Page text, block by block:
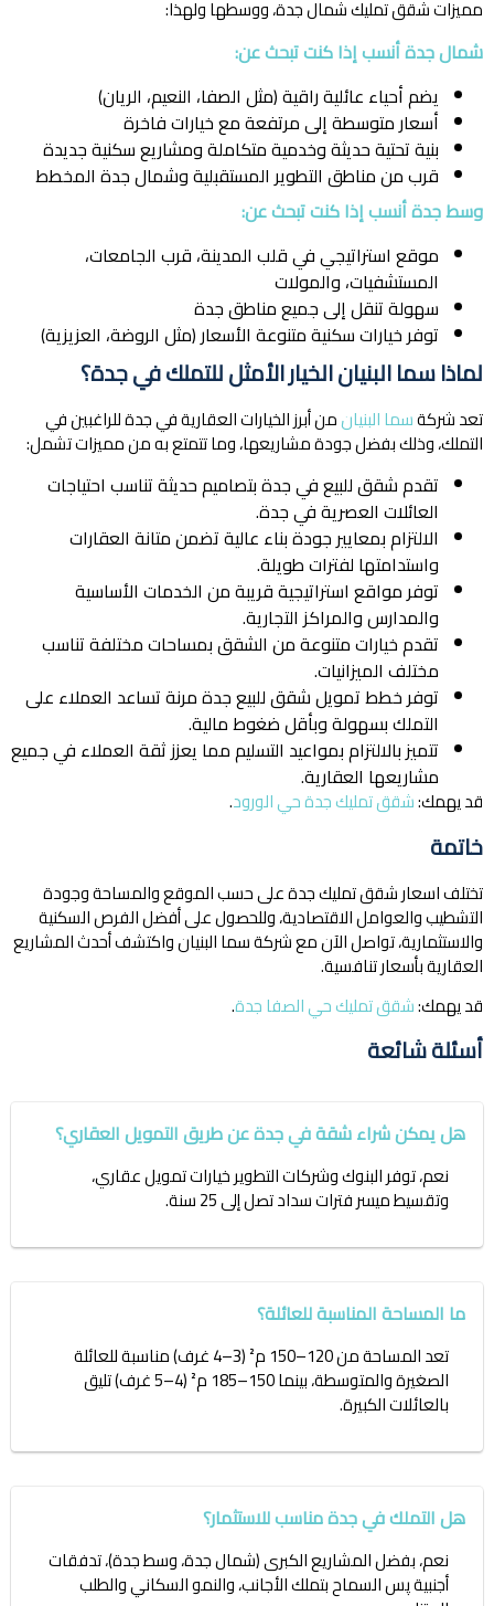
مميزات شقق تمليك شمال جدة، ووسطها ولهذا:
شمال جدة أنسب إذا كنت تبحث عن:
يضم أحياء عائلية راقية (مثل الصفا، النعيم، الريان)
أسعار متوسطة إلى مرتفعة مع خيارات فاخرة
بنية تحتية حديثة وخدمية متكاملة ومشاريع سكنية جديدة
قرب من مناطق التطوير المستقبلية وشمال جدة المخطط
وسط جدة أنسب إذا كنت تبحث عن:
موقع استراتيجي في قلب المدينة، قرب الجامعات،
المستشفيات، والمولات
سهولة تنقل إلى جميع مناطق جدة
توفر خيارات سكنية متنوعة الأسعار (مثل الروضة، العزيزية)
لماذا سما البنيان الخيار الأمثل للتملك في جدة؟
تعد شركةسما البنيانمن أبرز الخيارات العقارية في جدة للراغبين في
التملك، وذلك بفضل جودة مشاريعها، وما تتمتع به من مميزات تشمل:
تقدم شقق للبيع في جدة بتصاميم حديثة تناسب احتياجات
العائلات العصرية في جدة.
الالتزام بمعايير جودة بناء عالية تضمن متانة العقارات
واستدامتها لفترات طويلة.
توفر مواقع استراتيجية قريبة من الخدمات الأساسية
والمدارس والمراكز التجارية.
تقدم خيارات متنوعة من الشقق بمساحات مختلفة تناسب
مختلف الميزانيات.
توفر خطط تمويل شقق للبيع جدة مرنة تساعد العملاء على
التملك بسهولة وبأقل ضغوط مالية.
تتميز بالالتزام بمواعيد التسليم مما يعزز ثقة العملاء في جميع
مشاريعها العقارية.
قد يهمك:شقق تمليك جدة حي الورود.
خاتمة
تختلف اسعار شقق تمليك جدة على حسب الموقع والمساحة وجودة
التشطيب والعوامل الاقتصادية، وللحصول على أفضل الفرص السكنية
والاستثمارية، تواصل الآن مع شركة سما البنيان واكتشف أحدث المشاريع
العقارية بأسعار تنافسية.
قد يهمك:شقق تمليك حي الصفا جدة.
أسئلة شائعة
هل يمكن شراء شقة في جدة عن طريق التمويل العقاري؟
نعم، توفر البنوك وشركات التطوير خيارات تمويل عقاري،
وتقسيط ميسر فترات سداد تصل إلى 25 سنة.
ما المساحة المناسبة للعائلة؟
تعد المساحة من 120–150 م² (3–4 غرف) مناسبة للعائلة
الصغيرة والمتوسطة، بينما 150–185 م² (4–5 غرف) تليق
بالعائلات الكبيرة.
هل التملك في جدة مناسب للاستثمار؟
نعم، بفضل المشاريع الكبرى (شمال جدة، وسط جدة)، تدفقات
أجنبية پس السماح بتملك الأجانب، والنمو السكاني والطلب